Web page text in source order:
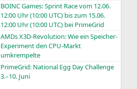
BOINCGames: Sprint Race vom 12.06.
12:00 Uhr (10:00 UTC) bis zum 15.06.
12:00 Uhr (10:00 UTC) bei PrimeGrid
AMDs X3D-Revolution: Wie ein Speicher-
Experiment den CPU-Markt
umkrempelte
PrimeGrid: National Egg Day Challenge
3.–10. Juni